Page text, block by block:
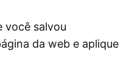
você salvou
da web e aplique